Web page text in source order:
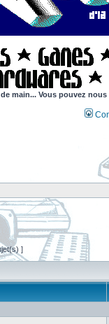
main... Vous pouvez
]